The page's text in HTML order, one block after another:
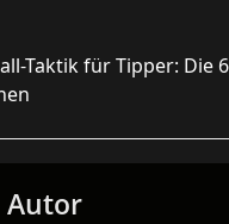
Taktik für Tipper: Die
Autor